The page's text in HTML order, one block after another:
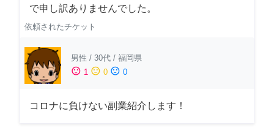
で申し訳ありませんでした。
依頼されたチケット
男性 / 30代 / 福岡県
sentiment_satisfied 1 sentiment_neutral 0 sentiment_dissatisfied 0
コロナに負けない副業紹介します！